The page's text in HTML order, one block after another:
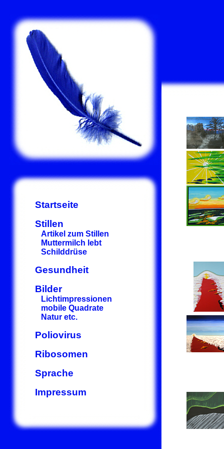
Startseite
Stillen
Artikel zum Stillen
Muttermilch lebt
Schilddrüse
Gesundheit
Bilder
Lichtimpressionen
mobile Quadrate
Natur etc.
Poliovirus
Ribosomen
Sprache
Impressum